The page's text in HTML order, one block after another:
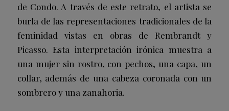
de Condo. A través de este retrato, el artista se
burla de las representaciones tradicionales de la
feminidad vistas en obras de Rembrandt y
Picasso. Esta interpretación irónica muestra a
una mujer sin rostro, con pechos, una capa, un
collar, además de una cabeza coronada con un
sombrero y una zanahoria.